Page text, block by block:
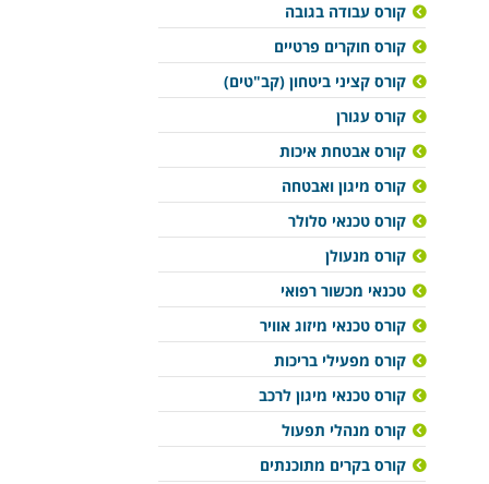
קורס עבודה בגובה
קורס חוקרים פרטיים
קורס קציני ביטחון (קב"טים)
קורס עגורן
קורס אבטחת איכות
קורס מיגון ואבטחה
קורס טכנאי סלולר
קורס מנעולן
טכנאי מכשור רפואי
קורס טכנאי מיזוג אוויר
קורס מפעילי בריכות
קורס טכנאי מיגון לרכב
קורס מנהלי תפעול
קורס בקרים מתוכנתים